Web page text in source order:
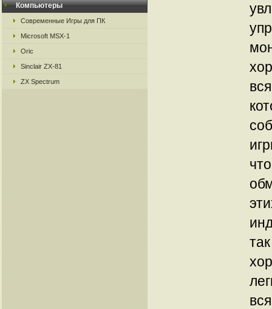
Компьютеры
Современные Игры для ПК
Microsoft MSX-1
Oric
Sinclair ZX-81
ZX Spectrum